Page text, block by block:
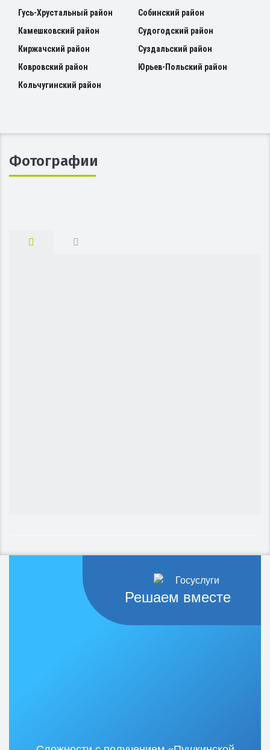
Гусь-Хрустальный район
Камешковский район
Киржачский район
Ковровский район
Кольчугинский район
Собинский район
Судогодский район
Суздальский район
Юрьев-Польский район
Фотографии
Решаем вместе